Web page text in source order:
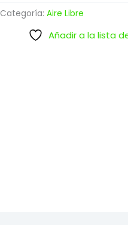
Categoría: Aire Libre
Añadir a la lista